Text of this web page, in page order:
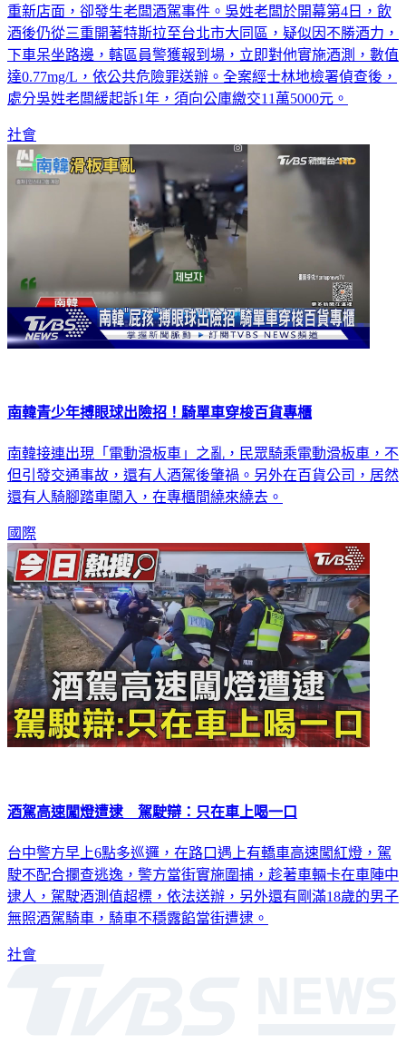
重新店面，卻發生老闆酒駕事件。吳姓老闆於開幕第4日，飲
酒後仍從三重開著特斯拉至台北市大同區，疑似因不勝酒力，
下車呆坐路邊，轄區員警獲報到場，立即對他實施酒測，數值
達0.77mg/L，依公共危險罪送辦。全案經士林地檢署偵查後，
處分吳姓老闆緩起訴1年，須向公庫繳交11萬5000元。
社會
南韓青少年搏眼球出險招！騎單車穿梭百貨專櫃
南韓接連出現「電動滑板車」之亂，民眾騎乘電動滑板車，不
但引發交通事故，還有人酒駕後肇禍。另外在百貨公司，居然
還有人騎腳踏車闖入，在專櫃間繞來繞去。
國際
酒駕高速闖燈遭逮 駕駛辯：只在車上喝一口
台中警方早上6點多巡邏，在路口遇上有轎車高速闖紅燈，駕
駛不配合攔查逃逸，警方當街實施圍捕，趁著車輛卡在車陣中
逮人，駕駛酒測值超標，依法送辦，另外還有剛滿18歲的男子
無照酒駕騎車，騎車不穩露餡當街遭逮。
社會